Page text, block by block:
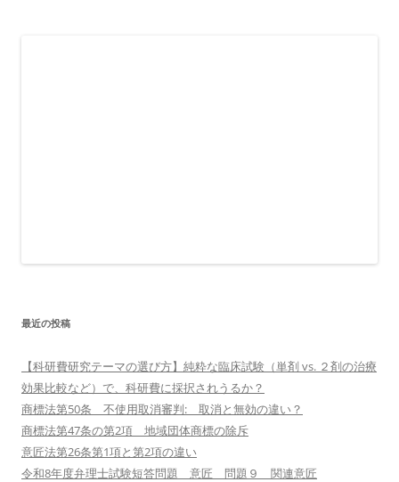
最近の投稿
【科研費研究テーマの選び方】純粋な臨床試験（単剤 vs. ２剤の治療
効果比較など）で、科研費に採択されうるか？
商標法第50条 不使用取消審判: 取消と無効の違い？
商標法第47条の第2項 地域団体商標の除斥
意匠法第26条第1項と第2項の違い
令和8年度弁理士試験短答問題 意匠 問題９ 関連意匠